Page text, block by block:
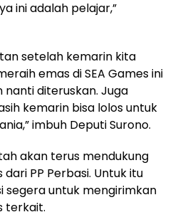
ini adalah pelajar,”
setelah kemarin kita
emas di SEA Games ini
diteruskan. Juga
kemarin bisa lolos untuk
imbuh Deputi Surono.
akan terus mendukung
PP Perbasi. Untuk itu
segera untuk mengirimkan
terkait.